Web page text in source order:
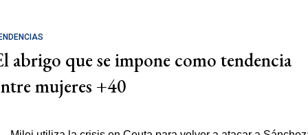
abrigo que se impone como tendencia
mujeres +40